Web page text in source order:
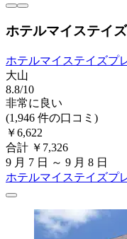
ホテルマイステイ
ホテルマイステイズプ
大山
8.8/10
非常に良い
(1,946 件の口コミ)
￥6,622
合計 ￥7,326
9 月 7 日 ～ 9 月 8 日
ホテルマイステイズプ